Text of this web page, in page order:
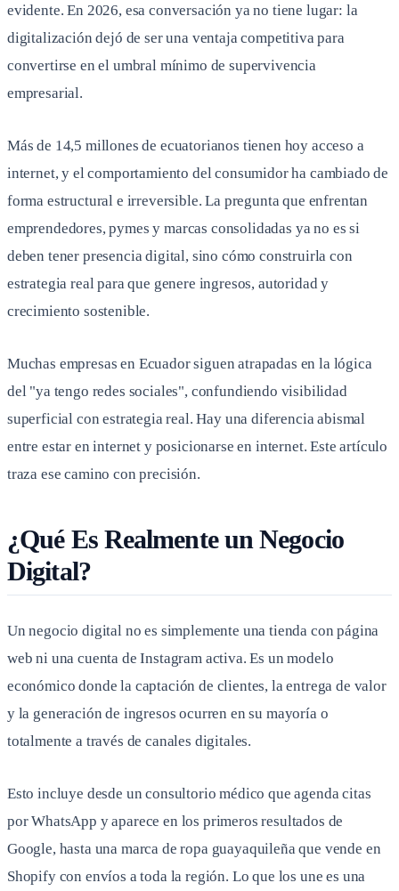
evidente. En 2026, esa conversación ya no tiene lugar: la
digitalización dejó de ser una ventaja competitiva para
convertirse en el umbral mínimo de supervivencia
empresarial.
Más de 14,5 millones de ecuatorianos tienen hoy acceso a
internet, y el comportamiento del consumidor ha cambiado de
forma estructural e irreversible. La pregunta que enfrentan
emprendedores, pymes y marcas consolidadas ya no es si
deben tener presencia digital, sino cómo construirla con
estrategia real para que genere ingresos, autoridad y
crecimiento sostenible.
Muchas empresas en Ecuador siguen atrapadas en la lógica
del "ya tengo redes sociales", confundiendo visibilidad
superficial con estrategia real. Hay una diferencia abismal
entre estar en internet y posicionarse en internet. Este artículo
traza ese camino con precisión.
¿Qué Es Realmente un Negocio
Digital?
Un negocio digital no es simplemente una tienda con página
web ni una cuenta de Instagram activa. Es un modelo
económico donde la captación de clientes, la entrega de valor
y la generación de ingresos ocurren en su mayoría o
totalmente a través de canales digitales.
Esto incluye desde un consultorio médico que agenda citas
por WhatsApp y aparece en los primeros resultados de
Google, hasta una marca de ropa guayaquileña que vende en
Shopify con envíos a toda la región. Lo que los une es una